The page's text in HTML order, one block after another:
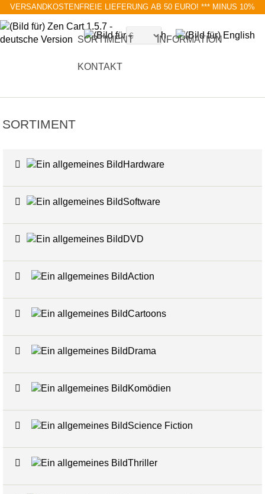
VERSANDKOSTENFREIE LIEFERUNG AB 50 EURO! *** MINUS 10%
SORTIMENT INFORMATION
KONTAKT
SORTIMENT
Hardware
Software
DVD
Action
Cartoons
Drama
Komödien
Science Fiction
Thriller